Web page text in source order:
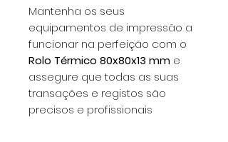
Mantenha os seus
equipamentos de impressão a
funcionar na perfeição com o
Rolo Térmico 80x80x13 mm e
assegure que todas as suas
transações e registos são
precisos e profissionais